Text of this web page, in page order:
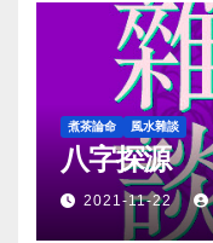
煮茶論命 風水雜談
八字探源
2021-11-22